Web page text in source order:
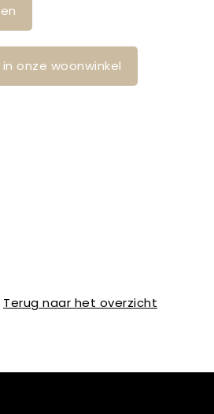
onze woonwinkel
Terug naar het overzicht